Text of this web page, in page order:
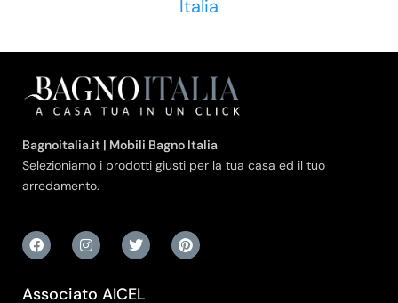
Italia
Bagnoitalia.it | Mobili Bagno Italia
Selezioniamo i prodotti giusti per la tua casa ed il tuo
arredamento.
Associato AICEL